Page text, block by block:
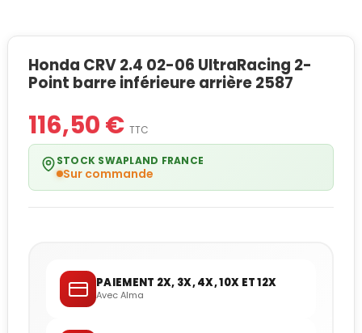
Honda CRV 2.4 02-06 UltraRacing 2-
Point barre inférieure arrière 2587
116,50 € TTC
STOCK SWAPLAND FRANCE
Sur commande
PAIEMENT 2X, 3X, 4X, 10X ET 12X
Avec Alma